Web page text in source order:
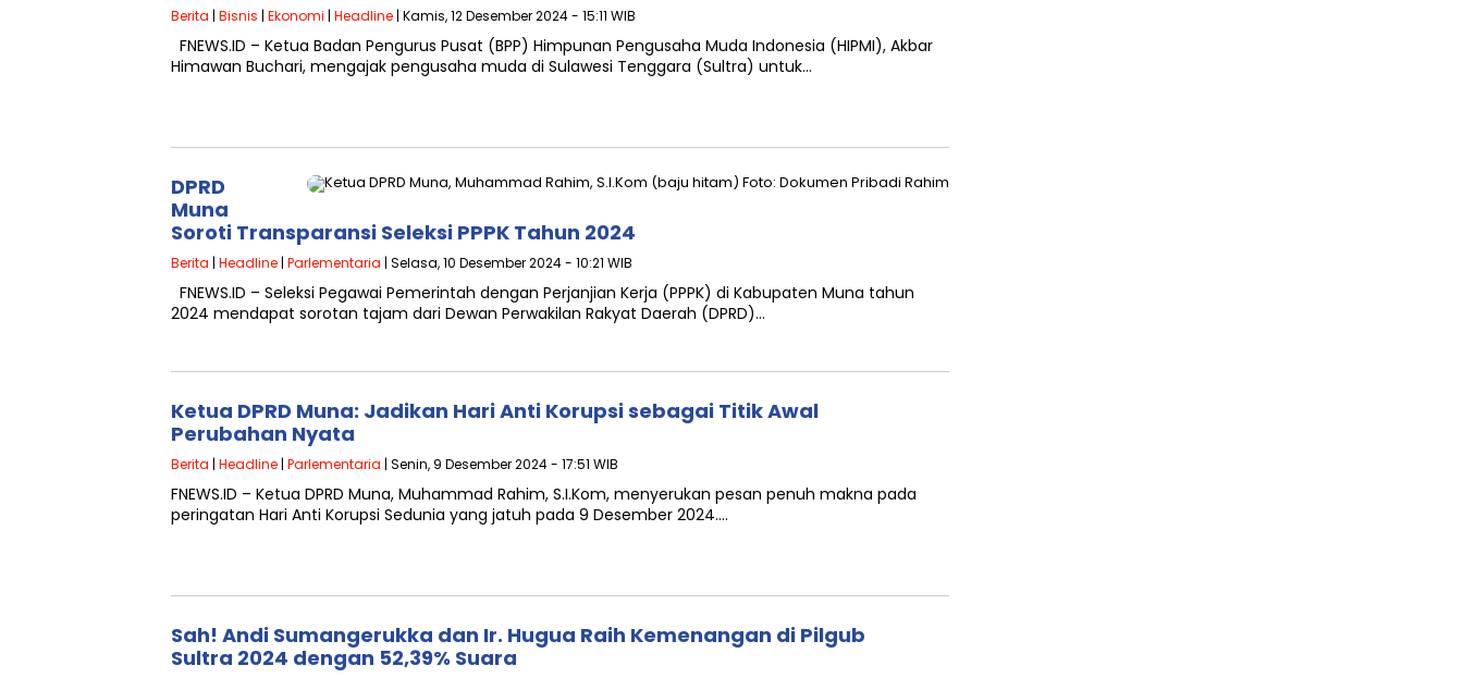
Berita | Bisnis | Ekonomi | Headline | Kamis, 12 Desember 2024 - 15:11 WIB
FNEWS.ID – Ketua Badan Pengurus Pusat (BPP) Himpunan Pengusaha Muda Indonesia (HIPMI), Akbar
Himawan Buchari, mengajak pengusaha muda di Sulawesi Tenggara (Sultra) untuk…
DPRD
Muna
Soroti Transparansi Seleksi PPPK Tahun 2024
Berita | Headline | Parlementaria | Selasa, 10 Desember 2024 - 10:21 WIB
FNEWS.ID – Seleksi Pegawai Pemerintah dengan Perjanjian Kerja (PPPK) di Kabupaten Muna tahun
2024 mendapat sorotan tajam dari Dewan Perwakilan Rakyat Daerah (DPRD)…
Ketua DPRD Muna: Jadikan Hari Anti Korupsi sebagai Titik Awal
Perubahan Nyata
Berita | Headline | Parlementaria | Senin, 9 Desember 2024 - 17:51 WIB
FNEWS.ID – Ketua DPRD Muna, Muhammad Rahim, S.I.Kom, menyerukan pesan penuh makna pada
peringatan Hari Anti Korupsi Sedunia yang jatuh pada 9 Desember 2024….
Sah! Andi Sumangerukka dan Ir. Hugua Raih Kemenangan di Pilgub
Sultra 2024 dengan 52,39% Suara